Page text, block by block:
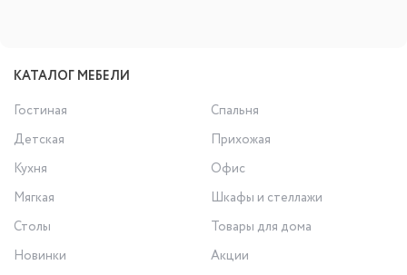
КАТАЛОГ МЕБЕЛИ
Гостиная
Спальня
Детская
Прихожая
Кухня
Офис
Мягкая
Шкафы и стеллажи
Столы
Товары для дома
Новинки
Акции